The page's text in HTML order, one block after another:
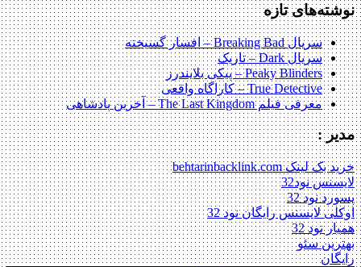
نوشته‌های تازه
سریال Breaking Bad – افسار گسیخته
سریال Dark – تاریک
Peaky Blinders – پیکی بلایندرز
True Detective – کاراگاه واقعی
معرفی فیلم The Last Kingdom – آخرین پادشاهی
مدیر :
خرید بک لینک behtarinbacklink.com
لایسنس نود32
پسورد نود 32
اوکلی لایسنس رایگان نود 32
همیار نود 32
بهترین سئو
رایگان